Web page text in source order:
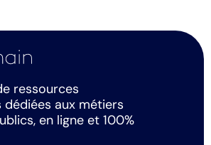
ressources
dédiées aux métiers
en ligne et 100%